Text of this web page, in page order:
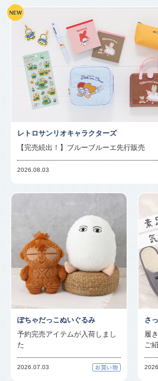
レトロサンリオキャラクターズ
【完売続出！】ブルーブルーエ先行販売
2026.08.03
ぽちゃだっこぬいぐるみ
予約完売アイテムが入荷しまし
た
2026.07.03
さ
履
ご